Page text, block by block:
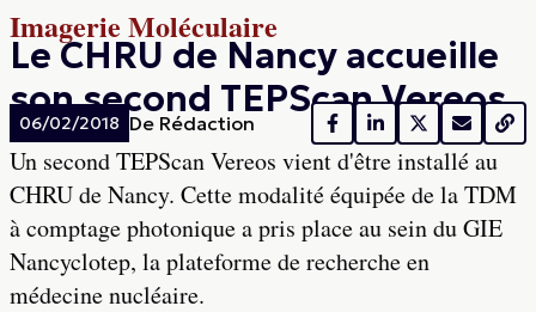
Imagerie Moléculaire
Le CHRU de Nancy accueille
son second TEPScan Vereos
06/02/2018 De Rédaction
Un second TEPScan Vereos vient d'être installé au
CHRU de Nancy. Cette modalité équipée de la TDM
à comptage photonique a pris place au sein du GIE
Nancyclotep, la plateforme de recherche en
médecine nucléaire.